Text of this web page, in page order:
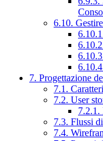
6.10.
7. Progettazione
7.1.
7.2. User
7.2.1.
7.3. Flussi
7.4.